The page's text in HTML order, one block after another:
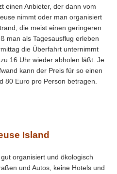
einen Anbieter, der dann vom
nimmt oder man organisiert
die meist einen geringeren
man als Tagesausflug erleben
die Überfahrt unternimmt
16 Uhr wieder abholen läßt. Je
kann der Preis für so einen
80 Euro pro Person betragen.
Island
organisiert und ökologisch
und Autos, keine Hotels und